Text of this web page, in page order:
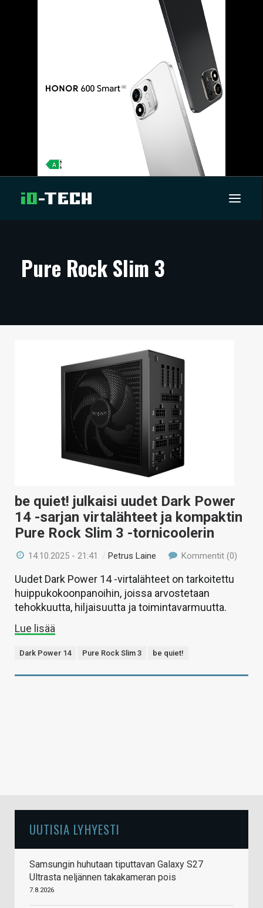
ARTIKKELIT
TECHBBS
Pure Rock Slim 3
be quiet! julkaisi uudet Dark Power
14 -sarjan virtalähteet ja kompaktin
Pure Rock Slim 3 -tornicoolerin
14.10.2025 - 21:41 / Petrus Laine Kommentit (0)
Uudet Dark Power 14 -virtalähteet on tarkoitettu
huippukokoonpanoihin, joissa arvostetaan
tehokkuutta, hiljaisuutta ja toimintavarmuutta.
Lue lisää
Dark Power 14 Pure Rock Slim 3 be quiet!
UUTISIA LYHYESTI
Samsungin huhutaan tiputtavan Galaxy S27
Ultrasta neljännen takakameran pois
7.8.2026